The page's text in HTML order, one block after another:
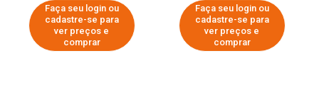
Faça seu login ou
cadastre-se para
ver preços e
comprar
Faça seu login ou
cadastre-se para
ver preços e
comprar